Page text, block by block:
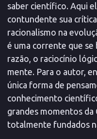
saber científico. Aqui
contundente sua
racionalismo na
é uma corrente que se
razão, o raciocínio
mente. Para o autor,
única forma de
conhecimento
grandes momentos da
totalmente fundados